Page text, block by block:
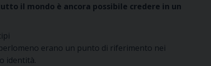
il mondo è ancora possibile credere in un
erano un punto di riferimento nei
identità.